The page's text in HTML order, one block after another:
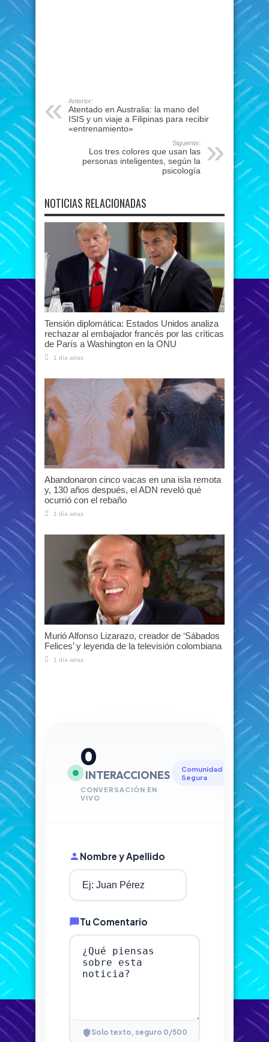
Anterior:
Atentado en Australia: la mano del
ISIS y un viaje a Filipinas para recibir
«entrenamiento»
Siguiente:
Los tres colores que usan las
personas inteligentes, según la
psicología
NOTICIAS RELACIONADAS
Tensión diplomática: Estados Unidos analiza
rechazar al embajador francés por las críticas
de París a Washington en la ONU
1 día atras
Abandonaron cinco vacas en una isla remota
y, 130 años después, el ADN reveló qué
ocurrió con el rebaño
1 día atras
Murió Alfonso Lizarazo, creador de ‘Sábados
Felices’ y leyenda de la televisión colombiana
1 día atras
0
INTERACCIONES
CONVERSACIÓN EN
VIVO
Comunidad
Segura
Nombre y Apellido
Tu Comentario
Solo texto, seguro 0/500